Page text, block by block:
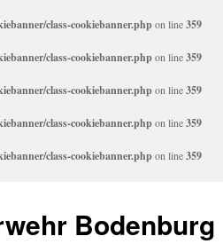
class-cookiebanner.phpon line359
class-cookiebanner.phpon line359
class-cookiebanner.phpon line359
class-cookiebanner.phpon line359
class-cookiebanner.phpon line359
Bodenburg